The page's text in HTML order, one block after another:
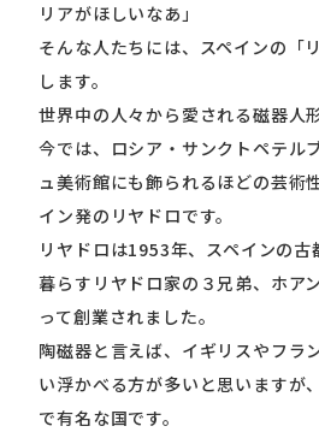
リアがほしいなあ」
そんな人たちには、スペインの「
します。
世界中の人々から愛される磁器人
今では、ロシア・サンクトペテル
ュ美術館にも飾られるほどの芸術
イン発のリヤドロです。
リヤドロは1953年、スペインの古
暮らすリヤドロ家の３兄弟、ホア
って創業されました。
陶磁器と言えば、イギリスやフラ
い浮かべる方が多いと思いますが
で有名な国です。